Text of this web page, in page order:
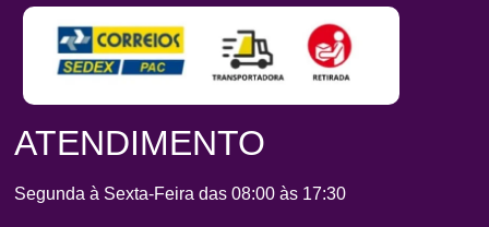
ATENDIMENTO
Segunda à Sexta-Feira das 08:00 às 17:30